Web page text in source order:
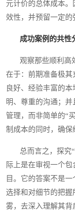
元计价的总体成本
效性，并预留一定的
成功案例的共性
观察那些顺利高
在于：前期准备极
良好、经验丰富的
明、尊重的沟通；
管理，而非简单的“
制成本的同时，确保
总而言之，探究“
际上是在审视一个
目。它的答案不是
选择和对细节的把握
雾，去深入理解其背